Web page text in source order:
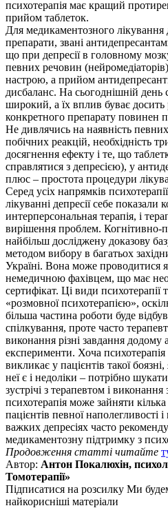
психотерапія має кращий
прийом таблеток.
Для медикаментозного лікування
препарати, звані
що при депресії в головному
певних речовин
настрою, а прийом
дисбаланс. На сьогоднішній день
широкий, а їх вплив буває досить
конкретного препарату повинен
Не дивлячись на наявність
побічних реакцій, необхідність
досягнення ефекту і те, що
справлятися з депресією), у
плюс – простота процедури
Серед усіх напрямків
лікуванні депресії себе показали
интерперсональная терапія, і
вирішення проблем. Когнітивно-
найбільш досліджену доказову
методом вибору в багатьох
Україні. Вона може проводитися
немедичною фахівцем, що має
сертифікат. Ці види психотерапії
«розмовної психотерапією»,
більша частина роботи буде
спілкування, проте часто
виконання різні завдання додому
експерименти. Хоча психотерапія
викликає у пацієнтів такої
неї є і недоліки – потрібно
зустрічі з терапевтом і
психотерапія може зайняти
пацієнтів певної наполегливості
важких депресіях часто
медикаментозну підтримку з
Продовження статті читайте
Автор: Антон Покалюхін,
Томотерапії»
Підписатися на розсилку Ми
найкорисніші матеріали